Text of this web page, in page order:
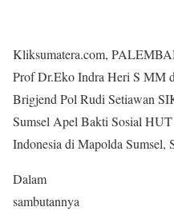
Kliksumatera.com,
Prof Dr.Eko Indra Heri S MM
Brigjend Pol Rudi Setiawan
Sumsel Apel Bakti Sosial
Indonesia di Mapolda Sumsel,
Dalam
sambutannya